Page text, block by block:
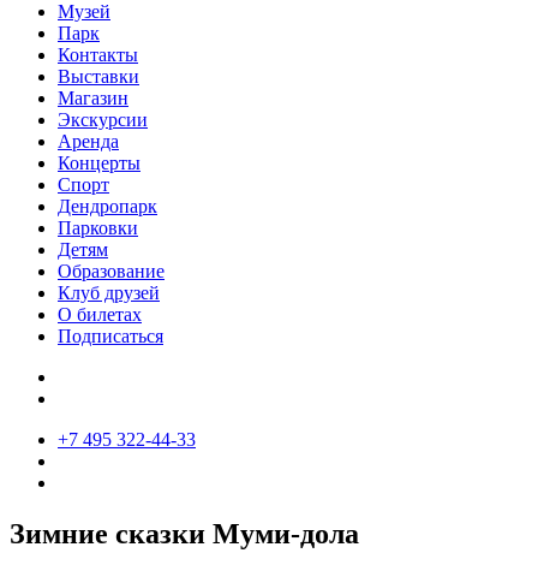
Музей
Парк
Контакты
Выставки
Магазин
Экскурсии
Аренда
Концерты
Спорт
Дендропарк
Парковки
Детям
Образование
Клуб друзей
О билетах
Подписаться
+7 495 322-44-33
Зимние сказки Муми-дола